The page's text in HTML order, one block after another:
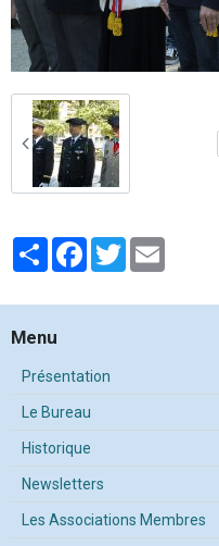
PartagerFacebook
Twitter
Menu
Présentation
Le Bureau
Historique
Newsletters
Les Associations Membres